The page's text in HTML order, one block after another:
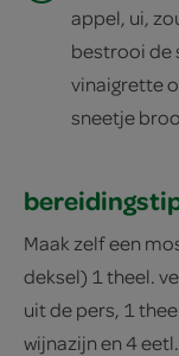
appel, ui,
bestrooi de
vinaigrette
sneetje
Maak zelf een
deksel) 1 theel.
uit de pers, 1
wijnazijn en 4